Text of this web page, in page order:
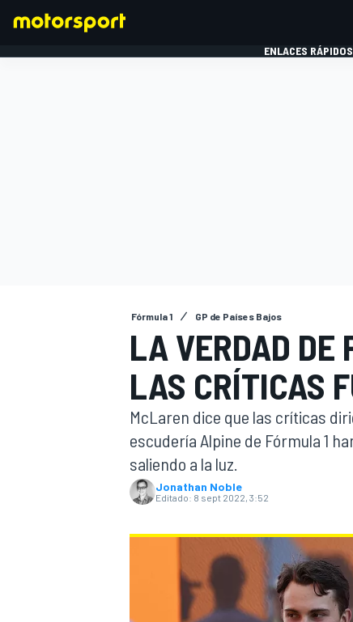
INDYCAR
ENLACES
Fórmula 1 GP de Países Bajos
LA VERDAD DE
LAS CRÍTICAS
McLaren dice que las críticas
escudería Alpine de Fórmula 1
saliendo a la luz.
Jonathan Noble
Editado: 8 sept 2022, 3:52